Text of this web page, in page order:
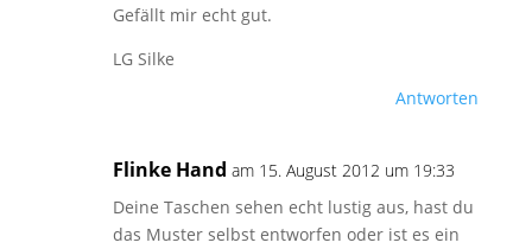
Gefällt mir echt gut.
LG Silke
Antworten
Flinke Hand am 15. August 2012 um 19:33
Deine Taschen sehen echt lustig aus, hast du
das Muster selbst entworfen oder ist es ein